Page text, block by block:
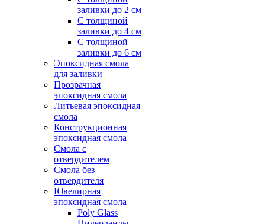
заливки до 2 см
С толщиной
заливки до 4 см
С толщиной
заливки до 6 см
Эпоксидная смола
для заливки
Прозрачная
эпоксидная смола
Литьевая эпоксидная
смола
Конструкционная
эпоксидная смола
Смола с
отвердителем
Смола без
отвердителя
Ювелирная
эпоксидная смола
Poly Glass